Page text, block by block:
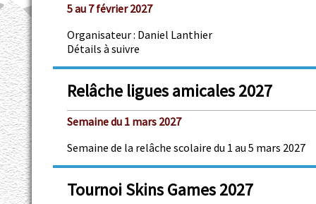
5 au 7 février 2027
Organisateur : Daniel Lanthier
Détails à suivre
Relâche ligues amicales 2027
Semaine du 1 mars 2027
Semaine de la relâche scolaire du 1 au 5 mars 2027
Tournoi Skins Games 2027